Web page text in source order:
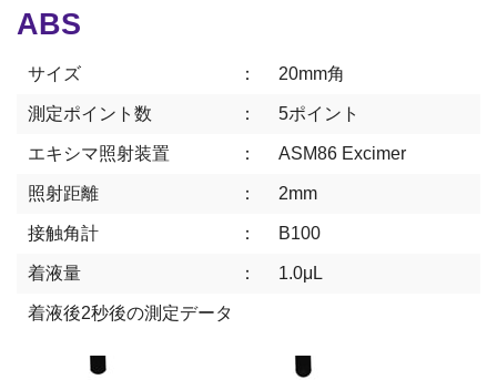
ABS
サイズ ： 20mm角
測定ポイント数 ： 5ポイント
エキシマ照射装置 ： ASM86 Excimer
照射距離 ： 2mm
接触角計 ： B100
着液量 ： 1.0μL
着液後2秒後の測定データ